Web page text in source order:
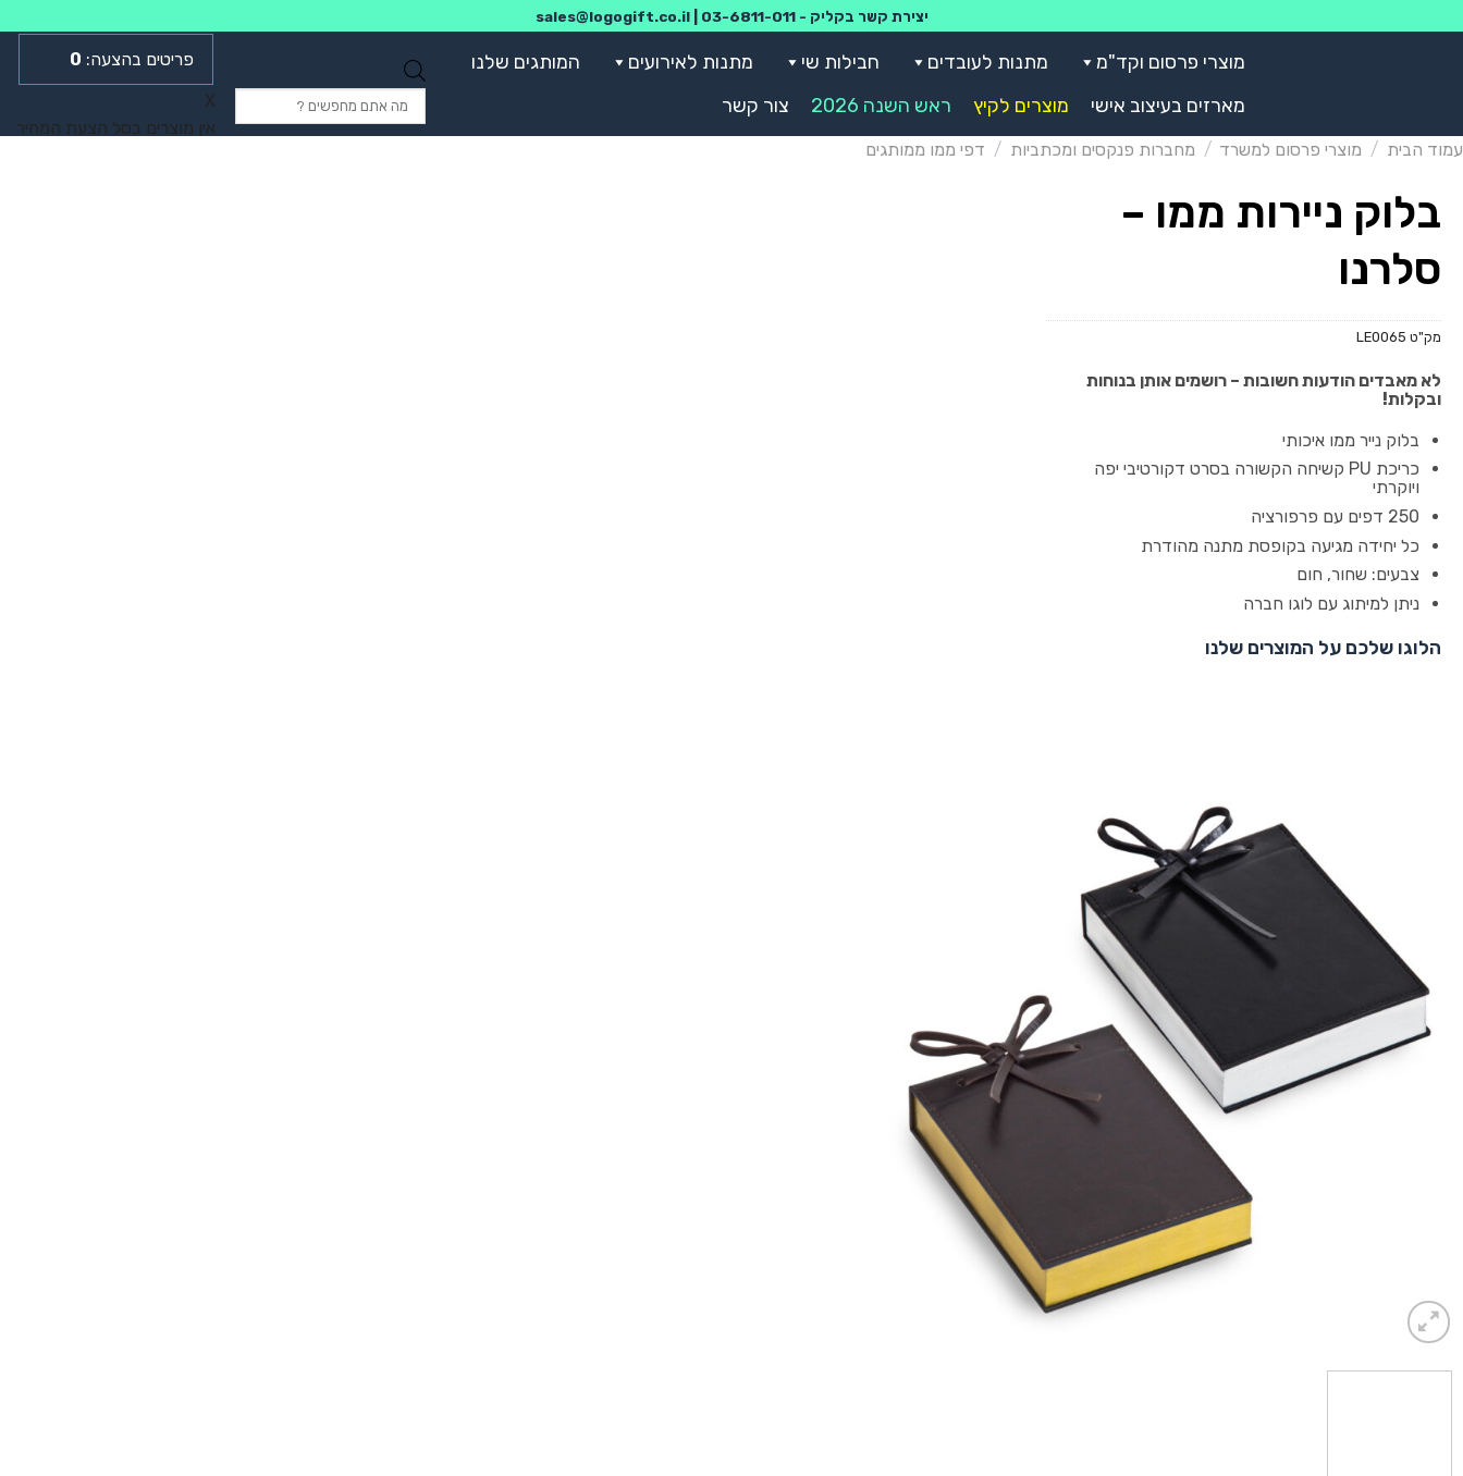
יצירת קשר בקליק -03-6811-011
|
sales@logogift.co.il
מוצרי פרסום וקד"מ מתנות לעובדים חבילות שי מתנות לאירועים
המותגים שלנו
מארזים בעיצוב אישי
מוצרים לקיץ ראש השנה 2026 צור קשר
0
X
אין מוצרים בסל הצעת המחיר
עמוד הבית / מוצרי פרסום למשרד / מחברות פנקסים ומכתביות / דפי ממו ממותגים
בלוק ניירות ממו –
סלרנו
מק"ט LE0065
לא מאבדים הודעות חשובות – רושמים אותן בנוחות
ובקלות!
בלוק נייר ממו איכותי
כריכת PU קשיחה הקשורה בסרט דקורטיבי יפה
ויוקרתי
250 דפים עם פרפורציה
כל יחידה מגיעה בקופסת מתנה מהודרת
צבעים: שחור, חום
ניתן למיתוג עם לוגו חברה
הלוגו שלכם על המוצרים שלנו